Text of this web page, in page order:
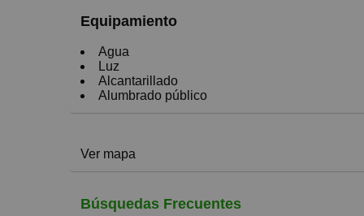
Equipamiento
Agua
Luz
Alcantarillado
Alumbrado público
Ver mapa
Búsquedas Frecuentes